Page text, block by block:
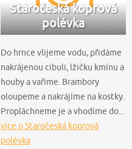
Staročeská koprová
polévka
Do hrnce vlijeme vodu, přidáme
nakrájenou cibuli, lžičku kmínu a
houby a vaříme. Brambory
oloupeme a nakrájíme na kostky.
Propláchneme je a vhodíme do...
více o Staročeská koprová
polévka